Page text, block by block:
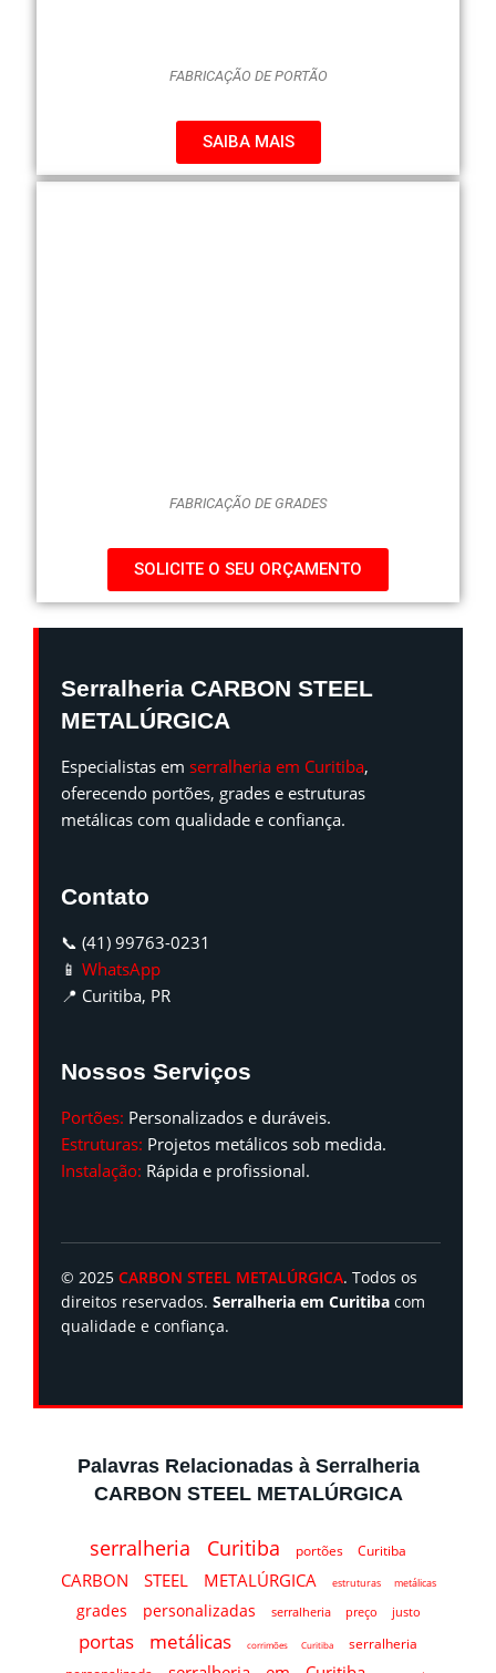
FABRICAÇÃO DE PORTÃO
SAIBA MAIS
FABRICAÇÃO DE GRADES
SOLICITE O SEU ORÇAMENTO
Serralheria CARBON STEEL
METALÚRGICA
Especialistas em serralheria em Curitiba,
oferecendo portões, grades e estruturas
metálicas com qualidade e confiança.
Contato
📞 (41) 99763-0231
📱 WhatsApp
📍 Curitiba, PR
Nossos Serviços
Portões: Personalizados e duráveis.
Estruturas: Projetos metálicos sob medida.
Instalação: Rápida e profissional.
© 2025 CARBON STEEL METALÚRGICA. Todos os
direitos reservados. Serralheria em Curitiba com
qualidade e confiança.
Palavras Relacionadas à Serralheria
CARBON STEEL METALÚRGICA
serralheria Curitiba portões Curitiba
CARBON STEEL METALÚRGICA estruturas metálicas
grades personalizadas serralheria preço justo
portas metálicas corrimões Curitiba
serralheria